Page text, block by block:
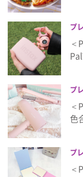
プ
＜
プ
＜
色
プ
＜